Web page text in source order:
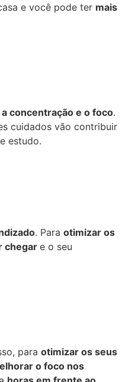
e você pode ter mais
concentração e o foco.
cuidados vão contribuir
estudo.
. Para otimizar os
chegare o seu
para otimizar os seus
o foco nos